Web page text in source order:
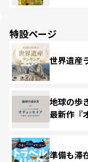
特設ページ
世界遺産
地球の歩
最新作『
準備も滞